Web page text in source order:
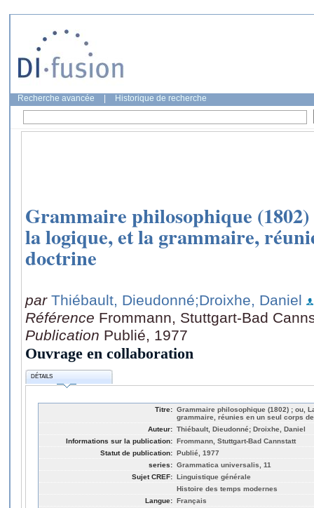
Recherche avancée Historique de recherche
Grammaire philosophique
la logique, et la grammaire,
doctrine
par Thiébault, Dieudonné;Droixhe, Daniel
Référence Frommann, Stuttgart-Bad
Publication Publié, 1977
Ouvrage en collaboration
DÉTAILS
Titre: Grammaire philosophique (1802) ; ou,
grammaire, réunies en un seul corps
Auteur: Thiébault, Dieudonné; Droixhe, Daniel
Informations sur la publication: Frommann, Stuttgart-Bad Cannstatt
Statut de publication: Publié, 1977
series: Grammatica universalis, 11
Sujet CREF: Linguistique générale
Histoire des temps modernes
Langue: Français